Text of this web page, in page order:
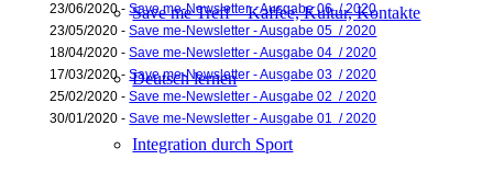
Save me Treff – Kaffee, Kultur, Kontakte
Deutsch lernen
Integration durch Sport
23/06/2020 -Save me-Newsletter - Ausgabe 06 / 2020
23/05/2020 -Save me-Newsletter - Ausgabe 05 / 2020
18/04/2020 -Save me-Newsletter - Ausgabe 04 / 2020
17/03/2020 -Save me-Newsletter - Ausgabe 03 / 2020
25/02/2020 -Save me-Newsletter - Ausgabe 02 / 2020
30/01/2020 -Save me-Newsletter - Ausgabe 01 / 2020